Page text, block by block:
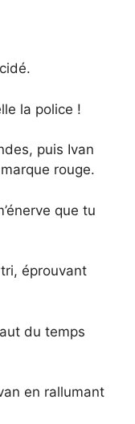
la police !
puis Ivan
rouge.
que tu
éprouvant
du temps
en rallumant